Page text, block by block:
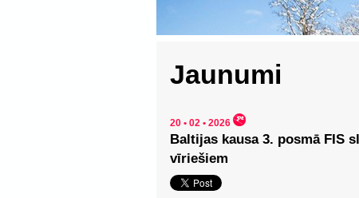
Jaunumi
20 • 02 • 2026
Baltijas kausa 3. posmā FIS
vīriešiem